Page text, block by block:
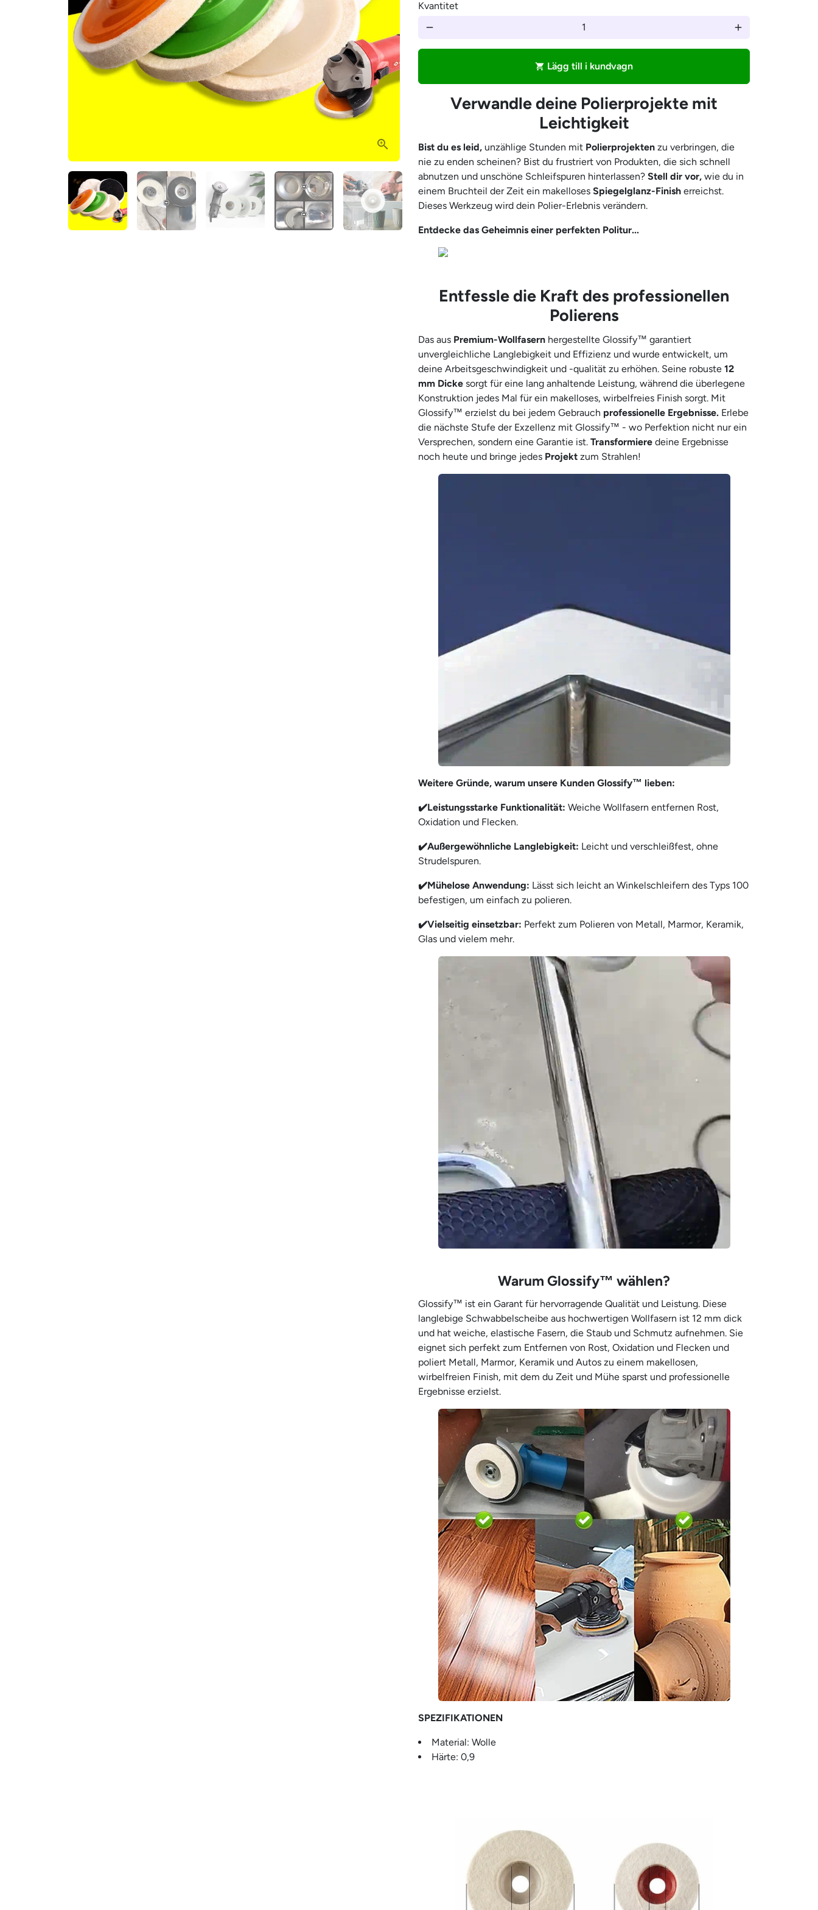
Kvantitet
remove add
shopping_cart Lägg till i kundvagn
Verwandle deine Polierprojekte mit
Leichtigkeit
Bist du es leid, unzählige Stunden mit Polierprojekten zu verbringen, die
nie zu enden scheinen? Bist du frustriert von Produkten, die sich schnell
abnutzen und unschöne Schleifspuren hinterlassen? Stell dir vor, wie du in
einem Bruchteil der Zeit ein makelloses Spiegelglanz-Finish erreichst.
Dieses Werkzeug wird dein Polier-Erlebnis verändern.
Entdecke das Geheimnis einer perfekten Politur...
Entfessle die Kraft des professionellen
Polierens
Das aus Premium-Wollfasern hergestellte Glossify™ garantiert
unvergleichliche Langlebigkeit und Effizienz und wurde entwickelt, um
deine Arbeitsgeschwindigkeit und -qualität zu erhöhen. Seine robuste 12
mm Dicke sorgt für eine lang anhaltende Leistung, während die überlegene
Konstruktion jedes Mal für ein makelloses, wirbelfreies Finish sorgt. Mit
Glossify™ erzielst du bei jedem Gebrauch professionelle Ergebnisse. Erlebe
die nächste Stufe der Exzellenz mit Glossify™ - wo Perfektion nicht nur ein
Versprechen, sondern eine Garantie ist. Transformiere deine Ergebnisse
noch heute und bringe jedes Projekt zum Strahlen!
Weitere Gründe, warum unsere Kunden Glossify™ lieben:
✔️Leistungsstarke Funktionalität: Weiche Wollfasern entfernen Rost,
Oxidation und Flecken.
✔️Außergewöhnliche Langlebigkeit: Leicht und verschleißfest, ohne
Strudelspuren.
✔️Mühelose Anwendung: Lässt sich leicht an Winkelschleifern des Typs 100
befestigen, um einfach zu polieren.
✔️Vielseitig einsetzbar: Perfekt zum Polieren von Metall, Marmor, Keramik,
Glas und vielem mehr.
Warum Glossify™ wählen?
Glossify™ ist ein Garant für hervorragende Qualität und Leistung. Diese
langlebige Schwabbelscheibe aus hochwertigen Wollfasern ist 12 mm dick
und hat weiche, elastische Fasern, die Staub und Schmutz aufnehmen. Sie
eignet sich perfekt zum Entfernen von Rost, Oxidation und Flecken und
poliert Metall, Marmor, Keramik und Autos zu einem makellosen,
wirbelfreien Finish, mit dem du Zeit und Mühe sparst und professionelle
Ergebnisse erzielst.
SPEZIFIKATIONEN
Material: Wolle
Härte: 0,9